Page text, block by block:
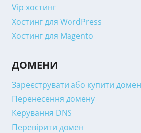
Vip хостинг
Хостинг для WordPress
Хостинг для Magento
ДОМЕНИ
Зареєструвати або купити домен
Перенесення домену
Керування DNS
Перевірити домен